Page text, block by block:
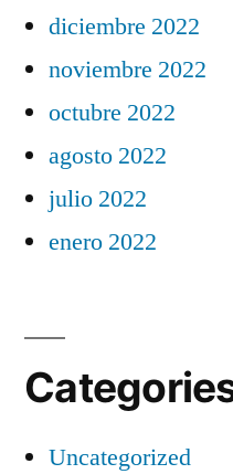
diciembre 2022
noviembre 2022
octubre 2022
agosto 2022
julio 2022
enero 2022
Uncategorized